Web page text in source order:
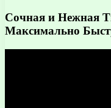
Сочная и Нежная
Максимально